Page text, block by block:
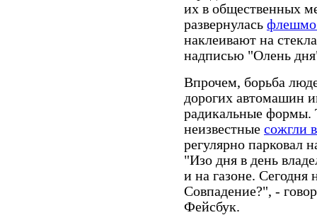
их в общественных
развернулась
наклеивают на
надписью "Олень
Впрочем, борьба
дорогих автомашин
радикальные формы.
неизвестные сожгли
регулярно парковал
"Изо дня в день
и на газоне. Сегодня
Совпадение?", -
Фейсбук.